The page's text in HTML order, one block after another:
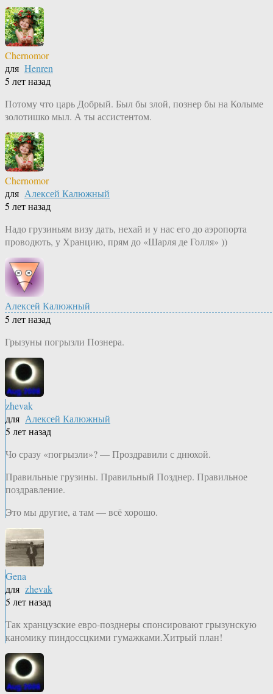
Chernomor
для Henren
5 лет назад
Потому что царь Добрый. Был бы злой, познер бы на Колыме
золотишко мыл. А ты ассистентом.
Chernomor
для Алексей Калюжный
5 лет назад
Надо грузиньям визу дать, нехай и у нас его до аэропорта
проводють, у Хранцию, прям до «Шарля де Голля» ))
Алексей Калюжный
5 лет назад
Грызуны погрызли Познера.
zhevak
для Алексей Калюжный
5 лет назад
Чо сразу «погрызли»? — Проздравили с днюхой.
Правильные грузины. Правильный Позднер. Правильное
поздравление.
Это мы другие, а там — всё хорошо.
Gena
для zhevak
5 лет назад
Так хранцузские евро-позднеры спонсировают грызунскую
каномику пиндоссцкими гумажками.Хитрый план!